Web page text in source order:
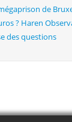
de
? Haren
des questions